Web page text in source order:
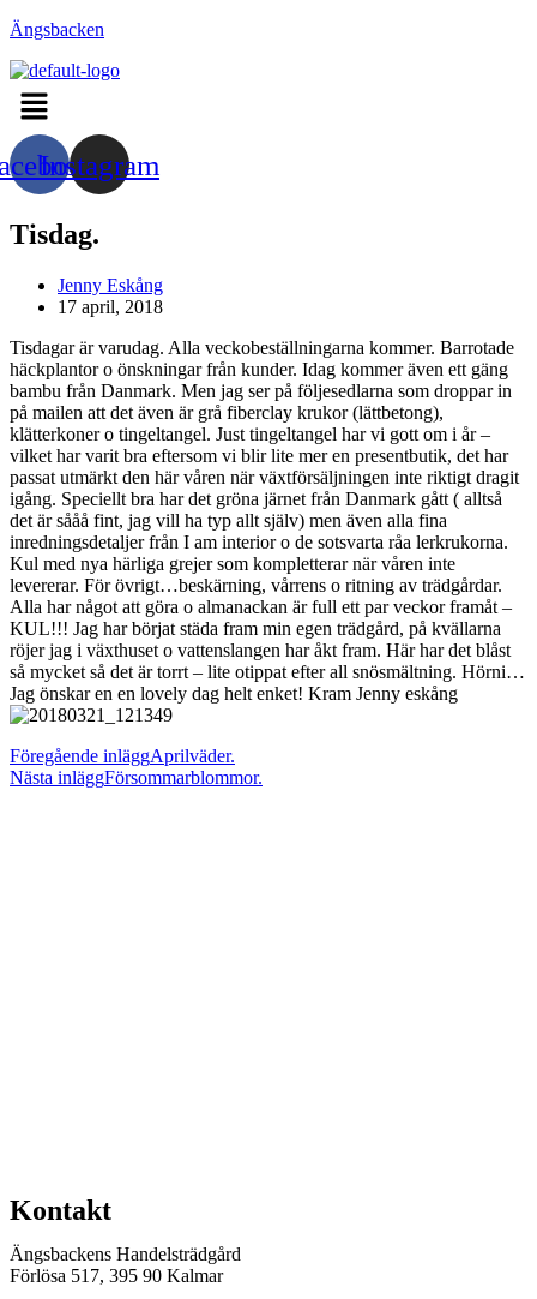
Hoppa
innehållet
Ängsbacken
Menu
Instagram
Tisdag.
Inläggsförfattare:
Jenny Eskång
Inlägget
17 april, 2018
Tisdagar är varudag. Alla veckobeställningarna kommer. Barrotade
häckplantor o önskningar från kunder. Idag kommer även ett gäng
bambu från Danmark. Men jag ser på följesedlarna som droppar in
på mailen att det även är grå fiberclay krukor (lättbetong),
klätterkoner o tingeltangel. Just tingeltangel har vi gott om i år –
vilket har varit bra eftersom vi blir lite mer en presentbutik, det har
passat utmärkt den här våren när växtförsäljningen inte riktigt dragit
igång. Speciellt bra har det gröna järnet från Danmark gått ( alltså
det är sååå fint, jag vill ha typ allt själv) men även alla fina
inredningsdetaljer från I am interior o de sotsvarta råa lerkrukorna.
Kul med nya härliga grejer som kompletterar när våren inte
levererar. För övrigt…beskärning, vårrens o ritning av trädgårdar.
Alla har något att göra o almanackan är full ett par veckor framåt –
KUL!!! Jag har börjat städa fram min egen trädgård, på kvällarna
röjer jag i växthuset o vattenslangen har åkt fram. Här har det blåst
så mycket så det är torrt – lite otippat efter all snösmältning. Hörni…
Jag önskar en en lovely dag helt enket! Kram Jenny eskång
Läs
fler
Föregående inläggAprilväder.
Nästa inläggFörsommarblommor.
Kontakt
Ängsbackens Handelsträdgård
Förlösa 517, 395 90 Kalmar